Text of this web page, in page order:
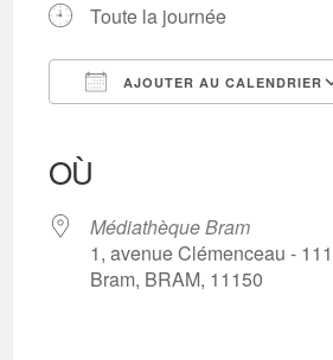
Toute la journée
AJOUTER AU CALENDRIER
OÙ
Médiathèque Bram
1, avenue Clémenceau -
Bram, BRAM, 11150